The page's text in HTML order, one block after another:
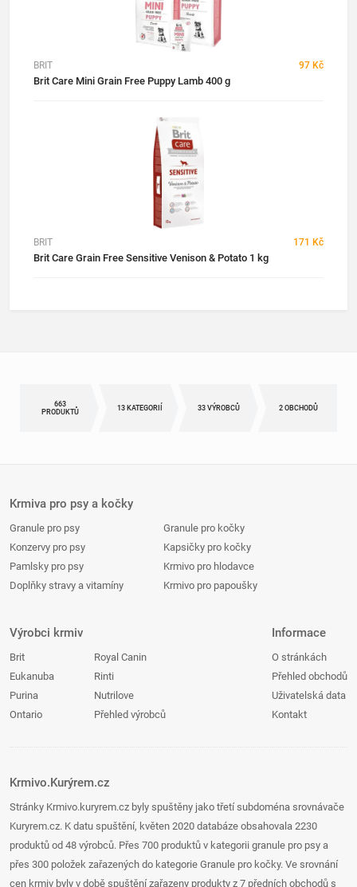
BRIT 97 Kč
Brit Care Mini Grain Free Puppy Lamb 400 g
BRIT 171 Kč
Brit Care Grain Free Sensitive Venison & Potato 1 kg
663
PRODUKTŮ
13 KATEGORIÍ 33 VÝROBCŮ 2 OBCHODŮ
Krmiva pro psy a kočky
Granule pro psy
Konzervy pro psy
Pamlsky pro psy
Doplňky stravy a vitamíny
Granule pro kočky
Kapsičky pro kočky
Krmivo pro hlodavce
Krmivo pro papoušky
Výrobci krmiv
Brit
Eukanuba
Purina
Ontario
Royal Canin
Rinti
Nutrilove
Přehled výrobců
Informace
O stránkách
Přehled obchodů
Uživatelská data
Kontakt
Krmivo.Kurýrem.cz
Stránky Krmivo.kuryrem.cz byly spuštěny jako třetí subdoména srovnávače
Kuryrem.cz. K datu spuštění, květen 2020 databáze obsahovala 2230
produktů od 48 výrobců. Přes 700 produktů v kategorii granule pro psy a
přes 300 položek zařazených do kategorie Granule pro kočky. Ve srovnání
cen krmiv byly v době spuštění zařazeny produkty z 7 předních obchodů s